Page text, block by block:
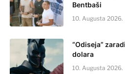
Bentbaši
10. Augusta 2026.
“Odiseja”
dolara
10. Augusta 2026.